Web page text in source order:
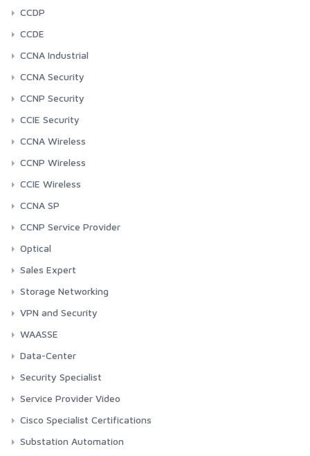
CCDP
CCDE
CCNA Industrial
CCNA Security
CCNP Security
CCIE Security
CCNA Wireless
CCNP Wireless
CCIE Wireless
CCNA SP
CCNP Service Provider
Optical
Sales Expert
Storage Networking
VPN and Security
WAASSE
Data-Center
Security Specialist
Service Provider Video
Cisco Specialist Certifications
Substation Automation